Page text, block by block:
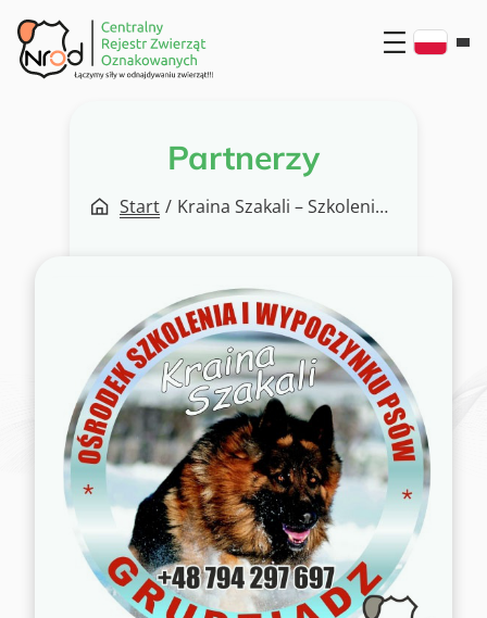
Przejdź
do
treści
Partnerzy
Start / Kraina Szakali – Szkolenia Psów Obronnych